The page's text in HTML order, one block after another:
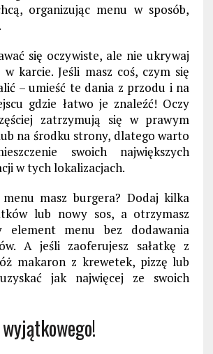
organizując menu w sposób,
się oczywiste, ale nie ukrywaj
w karcie. Jeśli masz coś, czym się
– umieść te dania z przodu i na
gdzie łatwo je znaleźć! Oczy
zatrzymują się w prawym
na środku strony, dlatego warto
swoich największych
w tych lokalizacjach.
masz burgera? Dodaj kilka
lub nowy sos, a otrzymasz
element menu bez dodawania
A jeśli zaoferujesz sałatkę z
makaron z krewetek, pizzę lub
jak najwięcej ze swoich